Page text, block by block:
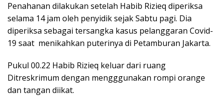
Penahanan dilakukan setelah Habib Rizieq diperiksa
selama 14 jam oleh penyidik sejak Sabtu pagi. Dia
diperiksa sebagai tersangka kasus pelanggaran Covid-
19 saat menikahkan puterinya di Petamburan Jakarta.
Pukul 00.22 Habib Rizieq keluar dari ruang
Ditreskrimum dengan mengggunakan rompi orange
dan tangan diikat.